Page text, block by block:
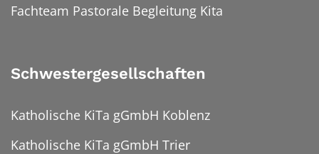
Fachteam Pastorale Begleitung Kita
Schwestergesellschaften
Katholische KiTa gGmbH Koblenz
Katholische KiTa gGmbH Trier